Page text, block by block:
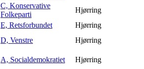
C, Konservative
Folkeparti
Hjørring
E, Retsforbundet
Hjørring
D, Venstre
Hjørring
A, Socialdemokratiet
Hjørring